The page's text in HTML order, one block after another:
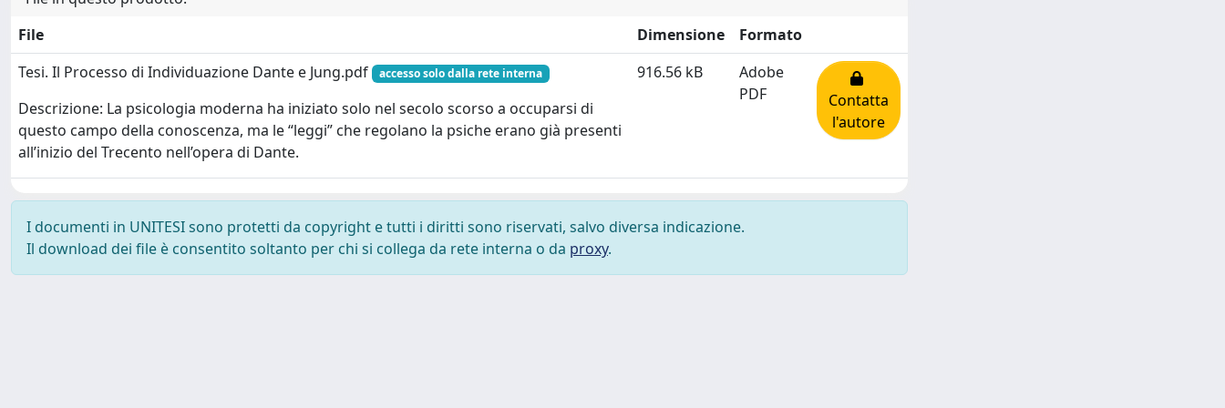
File
Dimensione
Formato
Tesi. Il Processo di Individuazione Dante e Jung.pdf
accesso solo dalla rete interna
Descrizione: La psicologia moderna ha iniziato solo nel secolo scorso a occuparsi di
questo campo della conoscenza, ma le “leggi” che regolano la psiche erano già presenti
all’inizio del Trecento nell’opera di Dante.
916.56 kB
Adobe
PDF
Contatta
l'autore
I documenti in UNITESI sono protetti da copyright e tutti i diritti sono riservati, salvo diversa indicazione.
Il download dei file è consentito soltanto per chi si collega da rete interna o da proxy.